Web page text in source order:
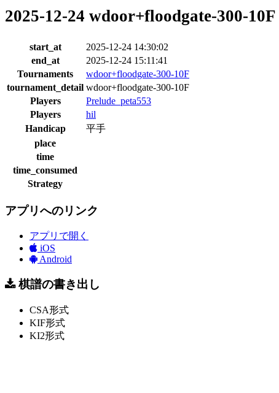
2025-12-24 wdoor+floodgate-300-10F
start_at
2025-12-24 14:30:02
end_at
2025-12-24 15:11:41
Tournaments
wdoor+floodgate-300-10F
tournament_detail wdoor+floodgate-300-10F
Players
Prelude_peta553
Players
hil
Handicap
平手
place
time
time_consumed
Strategy
アプリへのリンク
アプリで開く
iOS
Android
棋譜の書き出し
CSA形式
KIF形式
KI2形式